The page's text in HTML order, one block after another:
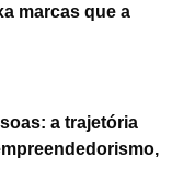
marcas que a
a trajetória